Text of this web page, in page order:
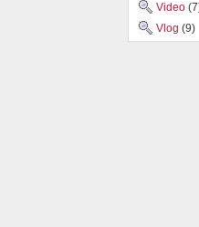
Video
Vlog (9)